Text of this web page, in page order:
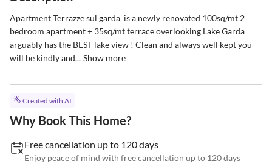
Apartment Terrazze sul garda  is a newly renovated 100sq/mt 2
bedroom apartment + 35sq/mt terrace overlooking Lake Garda
arguably has the BEST lake view ! Clean and always well kept you
will be kindly and... Show more
Created with AI
Why Book This Home?
Free cancellation up to 120 days
Enjoy peace of mind with free cancellation up to 120 days